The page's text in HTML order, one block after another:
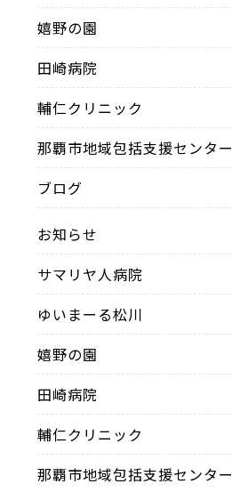
嬉野の園
田崎病院
輔仁クリニック
那覇市地域包括支援センター
ブログ
お知らせ
サマリヤ人病院
ゆいまーる松川
嬉野の園
田崎病院
輔仁クリニック
那覇市地域包括支援センター